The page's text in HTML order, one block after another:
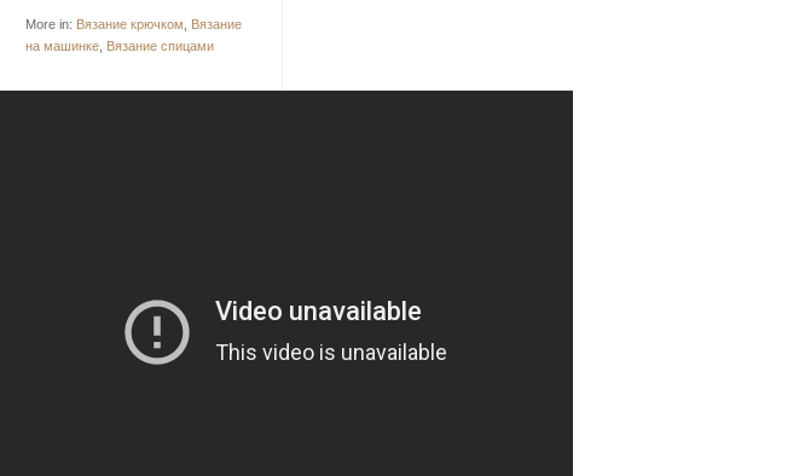
More in: Вязание крючком
Вязание
на машинке Вязание спицами